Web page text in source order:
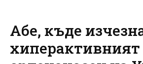
Абе, къде
хиперактивният